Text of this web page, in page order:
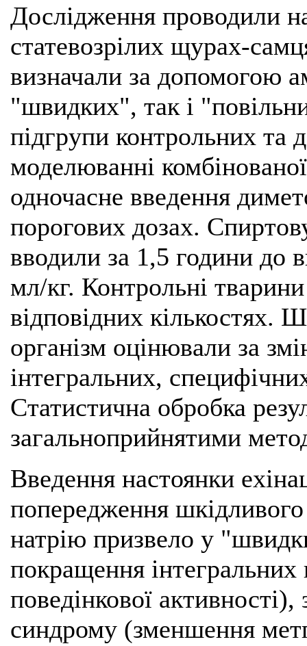
Дослідження проводили
статевозрілих щурах-
визначали за допомогою
"швидких", так і
підгрупи контрольних та
моделюванні
одночасне введення
порогових дозах.
вводили за 1,5 години до
мл/кг. Контрольні
відповідних кількостях.
організм оцінювали за
інтегральних,
Статистична обробка
загальноприйнятими
Введення настоянки
попередження
натрію призвело у
покращення інтегральних
поведінкової
синдрому (зменшення